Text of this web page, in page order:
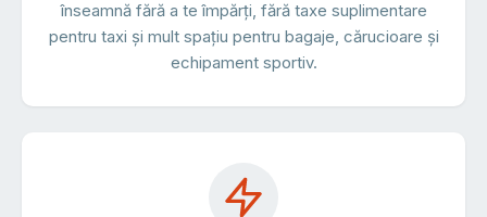
înseamnă fără a te împărți, fără taxe suplimentare
pentru taxi și mult spațiu pentru bagaje, cărucioare și
echipament sportiv.